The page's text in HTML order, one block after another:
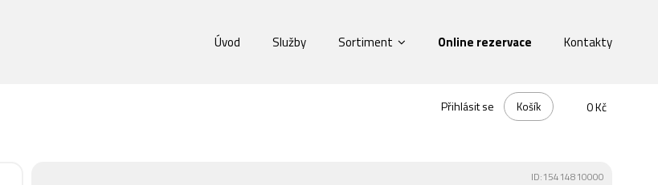
Úvod Služby Sortiment Online rezervace Kontakty
0 Kč
Košík
Přihlásit se
ID:15414810000